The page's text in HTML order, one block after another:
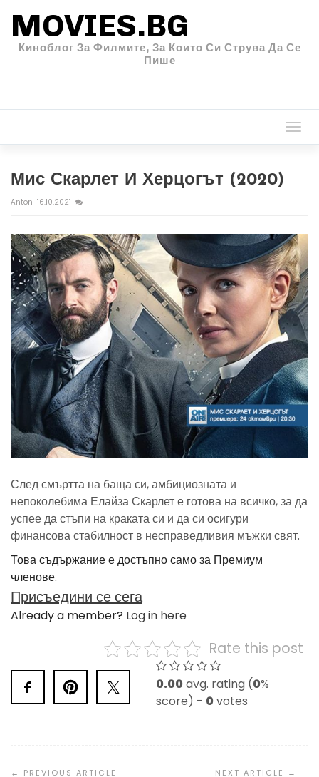
MOVIES.BG
Киноблог За Филмите, За Които Си Струва Да Се
Пише
Мис Скарлет И Херцогът (2020)
Anton 16.10.2021
След смъртта на баща си, амбициозната и
непоколебима Елайза Скарлет е готова на всичко, за да
успее да стъпи на краката си и да си осигури
финансова стабилност в несправедливия мъжки свят.
Това съдържание е достъпно само за Премиум
членове.
Присъедини се сега
Already a member? Log in here
Rate this post
0.00avg. rating (0%
score) - 0votes
Navigation